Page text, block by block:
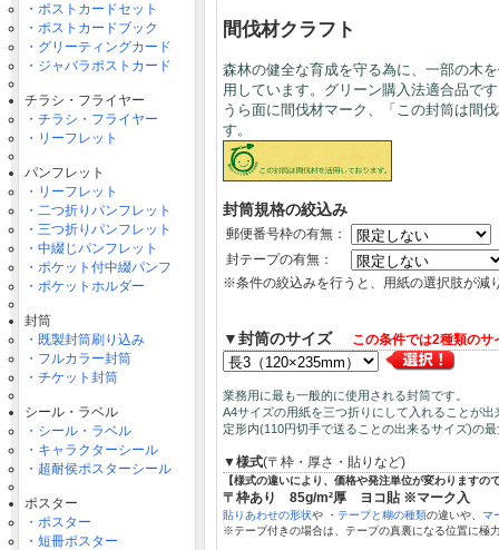
・ポストカードセット
・ポストカードブック
・グリーティングカード
・ジャバラポストカード
チラシ・フライヤー
・チラシ・フライヤー
・リーフレット
パンフレット
・リーフレット
・二つ折りパンフレット
・三つ折りパンフレット
・中綴じパンフレット
・ポケット付中綴パンフ
・ポケットホルダー
封筒
・既製封筒刷り込み
・フルカラー封筒
・チケット封筒
シール・ラベル
・シール・ラベル
・キャラクターシール
・超耐侯ポスターシール
ポスター
・ポスター
・短冊ポスター
間伐材クラフト
森林の健全な育成を守る為に、一部の木
用しています。グリーン購入法適合品で
うら面に間伐材マーク、「この封筒は間
す。
封筒規格の絞込み
郵便番号枠の有無：
封テープの有無：
※条件の絞込みを行うと、用紙の選択肢が減
▼封筒のサイズ この条件では2種類のサ
業務用に最も一般的に使用される封筒です。
A4サイズの用紙を三つ折りにして入れることが出
定形内(110円切手で送ることの出来るサイズ)の
▼様式(〒枠・厚さ・貼りなど)
【様式の違いにより、価格や発注単位が変わります
〒枠あり 85g/m²厚 ヨコ貼 ※マーク入
貼りあわせの形状や ・ テープと糊の種類の違いや、 マ
※テープ付きの場合は、テープの真裏になる位置に極